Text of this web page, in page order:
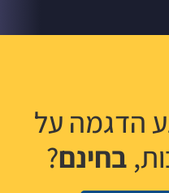
הדגמה על
בחינם?